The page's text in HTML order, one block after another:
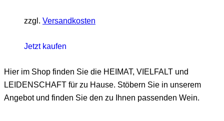
zzgl. Versandkosten
Jetzt kaufen
Hier im Shop finden Sie die HEIMAT, VIELFALT und
LEIDENSCHAFT für zu Hause. Stöbern Sie in unserem
Angebot und finden Sie den zu Ihnen passenden Wein.